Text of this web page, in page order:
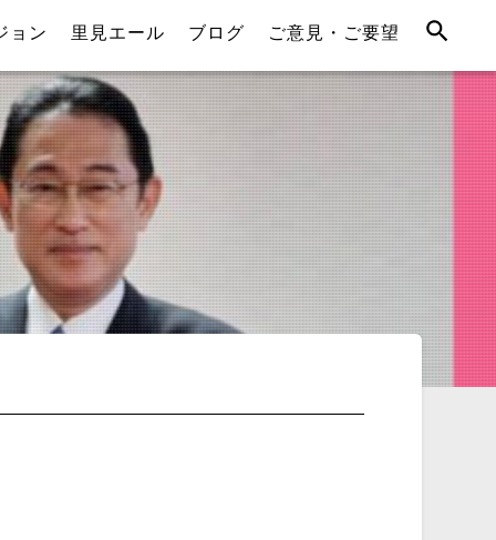
ョン 里見エール ブログ ご意見・ご要望